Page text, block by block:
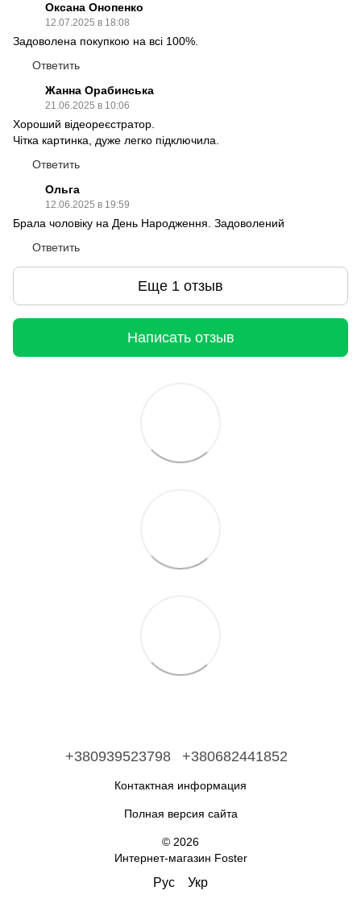
Оксана Онопенко
12.07.2025 в 18:08
Задоволена покупкою на всі 100%.
Ответить
Жанна Орабинська
21.06.2025 в 10:06
Хороший відеореєстратор.
Чітка картинка, дуже легко підключила.
Ответить
Ольга
12.06.2025 в 19:59
Брала чоловіку на День Народження. Задоволений
Ответить
Еще 1 отзыв
Написать отзыв
+380939523798 +380682441852
Контактная информация
Полная версия сайта
© 2026
Интернет-магазин Foster
Рус Укр